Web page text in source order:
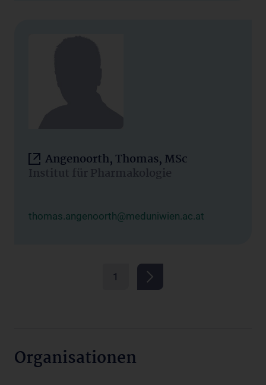
Angenoorth, Thomas, MSc
Institut für Pharmakologie
thomas.angenoorth@meduniwien.ac.at
1
Organisationen